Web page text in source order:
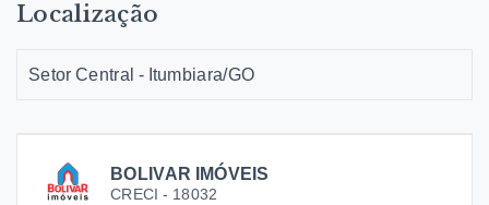
BOLIVAR IMÓVEIS
CRECI - 18032
Localização
Setor Central - Itumbiara/GO